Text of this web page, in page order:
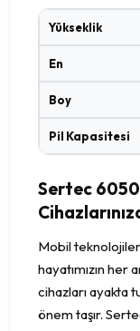
Yükseklik
En
Boy
Pil Kapasitesi
Sertec
Mobil
hayatımızın her
cihazları ayakta
önem taşır.